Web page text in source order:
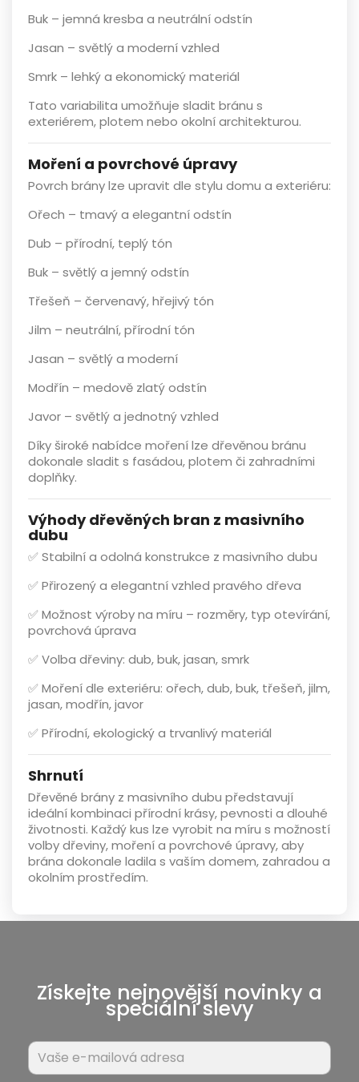
Buk – jemná kresba a neutrální odstín
Jasan – světlý a moderní vzhled
Smrk – lehký a ekonomický materiál
Tato variabilita umožňuje sladit bránu s
exteriérem, plotem nebo okolní architekturou.
Moření a povrchové úpravy
Povrch brány lze upravit dle stylu domu a exteriéru:
Ořech – tmavý a elegantní odstín
Dub – přírodní, teplý tón
Buk – světlý a jemný odstín
Třešeň – červenavý, hřejivý tón
Jilm – neutrální, přírodní tón
Jasan – světlý a moderní
Modřín – medově zlatý odstín
Javor – světlý a jednotný vzhled
Díky široké nabídce moření lze dřevěnou bránu
dokonale sladit s fasádou, plotem či zahradními
doplňky.
Výhody dřevěných bran z masivního
dubu
✅ Stabilní a odolná konstrukce z masivního dubu
✅ Přirozený a elegantní vzhled pravého dřeva
✅ Možnost výrobyna míru – rozměry, typ otevírání,
povrchová úprava
✅ Volba dřeviny: dub, buk, jasan, smrk
✅ Moření dle exteriéru: ořech, dub, buk, třešeň, jilm,
jasan, modřín, javor
✅ Přírodní, ekologický a trvanlivý materiál
Shrnutí
Dřevěné brány z masivního dubu představují
ideální kombinaci přírodní krásy, pevnosti a dlouhé
životnosti. Každý kus lze vyrobit na míru s možností
volby dřeviny, moření a povrchové úpravy, aby
brána dokonale ladila s vaším domem, zahradou a
okolním prostředím.
Získejte nejnovější novinky a
speciální slevy